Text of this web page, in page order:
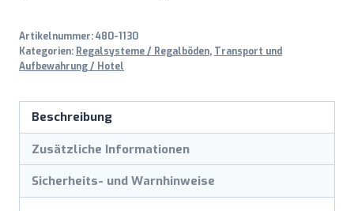
Artikelnummer:480-1130
Kategorien: Regalsysteme / Regalböden, Transport und
Aufbewahrung / Hotel
Beschreibung
Zusätzliche Informationen
Sicherheits- und Warnhinweise